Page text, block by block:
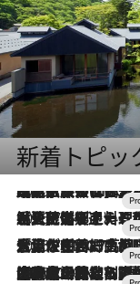
新着トピ
2026.7.31
【ホテル帰省】という選択肢をOMOが提案。家族とほどよい距離を保つには「昼は実家、夜は気兼ねなくホテルで！」
2026.7.24
【夏限定ディナーコース】旬を迎える稚鮎や花ズッキーニなどをイタリア・トスカーナの郷土料理の手法で満喫！
2026.7.17
「土佐和ハーブかき氷」がOMO7高知に登場！生姜、山椒、大葉など目にも舌にも涼を呼ぶ
2026.7.10
NEW OPEN！【界 草津】名湯の地に誕生。趣の異なる2種の温泉と上州ならではの会席・蕎麦割烹など美食を味わう究極の癒やし旅